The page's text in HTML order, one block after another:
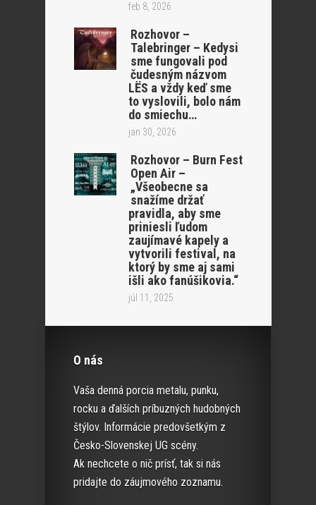
feb 8, 2026
Rozhovor –
Talebringer – Kedysi
sme fungovali pod
čudesným názvom
LËS a vždy keď sme
to vyslovili, bolo nám
do smiechu…
jan 30, 2026
Rozhovor – Burn Fest
Open Air –
„Všeobecne sa
snažíme držať
pravidla, aby sme
priniesli ľudom
zaujímavé kapely a
vytvorili festival, na
ktorý by sme aj sami
išli ako fanúšikovia.“
júl 11, 2025
O nás
Vaša denná porcia metalu, punku,
rocku a ďalších príbuzných hudobných
štýlov. Informácie predovšetkým z
Česko-Slovenskej UG scény.
Ak nechcete o nič prísť, tak si nás
pridajte do záujmového zoznamu.